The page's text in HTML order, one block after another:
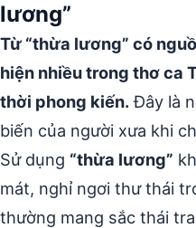
lương”
Từ “thừa lương” có
hiện nhiều trong thơ ca
thời phong kiến.Đây là
biến của người xưa khi
Sử dụng “thừa lương”
mát, nghỉ ngơi thư thái
thường mang sắc thái